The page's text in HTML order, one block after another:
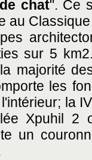
chat". Ce
au
sur 5
majorité
les
la
Xpuhil 2
un